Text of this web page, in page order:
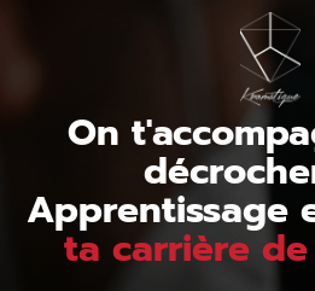
On
Apprentissage
ta carrière